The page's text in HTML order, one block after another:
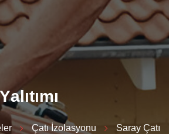
Yalıtımı
Çatı İzolasyonu
Saray Çatı